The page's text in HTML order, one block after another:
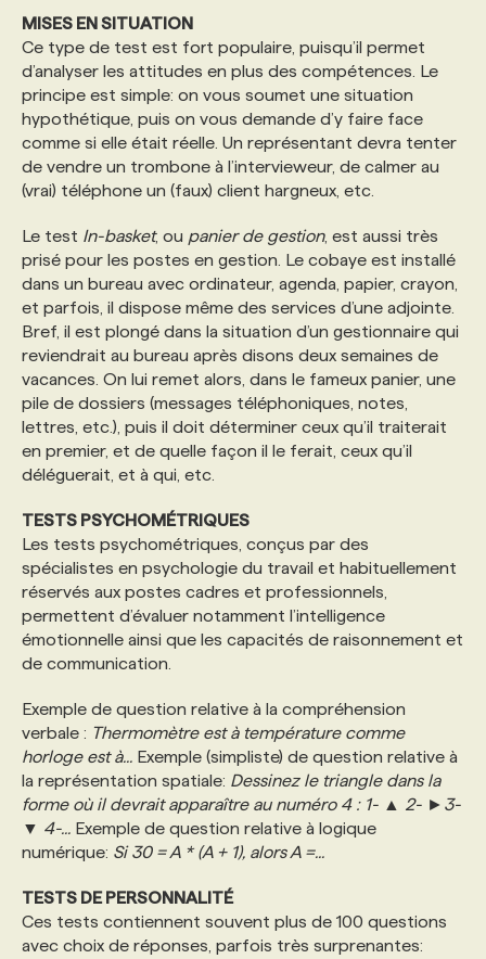
MISES EN SITUATION
Ce type de test est fort populaire, puisqu’il permet
d’analyser les attitudes en plus des compétences. Le
principe est simple: on vous soumet une situation
hypothétique, puis on vous demande d’y faire face
comme si elle était réelle. Un représentant devra tenter
de vendre un trombone à l’intervieweur, de calmer au
(vrai) téléphone un (faux) client hargneux, etc.
Le test In-basket, ou panier de gestion, est aussi très
prisé pour les postes en gestion. Le cobaye est installé
dans un bureau avec ordinateur, agenda, papier, crayon,
et parfois, il dispose même des services d’une adjointe.
Bref, il est plongé dans la situation d’un gestionnaire qui
reviendrait au bureau après disons deux semaines de
vacances. On lui remet alors, dans le fameux panier, une
pile de dossiers (messages téléphoniques, notes,
lettres, etc.), puis il doit déterminer ceux qu’il traiterait
en premier, et de quelle façon il le ferait, ceux qu’il
déléguerait, et à qui, etc.
TESTS PSYCHOMÉTRIQUES
Les tests psychométriques, conçus par des
spécialistes en psychologie du travail et habituellement
réservés aux postes cadres et professionnels,
permettent d’évaluer notamment l’intelligence
émotionnelle ainsi que les capacités de raisonnement et
de communication.
Exemple de question relative à la compréhension
verbale : Thermomètre est à température comme
horloge est à... Exemple (simpliste) de question relative à
la représentation spatiale: Dessinez le triangle dans la
forme où il devrait apparaître au numéro 4 : 1- ▲ 2- ►3-
▼ 4-... Exemple de question relative à logique
numérique: Si 30 = A * (A + 1), alors A =...
TESTS DE PERSONNALITÉ
Ces tests contiennent souvent plus de 100 questions
avec choix de réponses, parfois très surprenantes: